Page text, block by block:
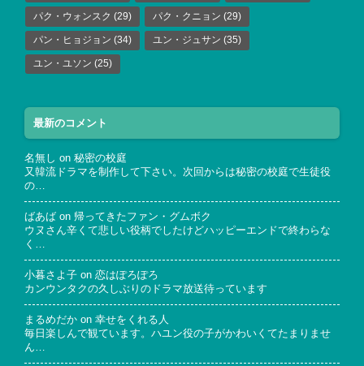
パク・ウォンスク (29) パク・クニョン (29)
パン・ヒョジョン (34) ユン・ジュサン (35)
ユン・ユソン (25)
最新のコメント
名無し on 秘密の校庭
又韓流ドラマを制作して下さい。次回からは秘密の校庭で生徒役
の…
ばあば on 帰ってきたファン・グムボク
ウヌさん辛くて悲しい役柄でしたけどハッピーエンドで終わらな
く…
小暮さよ子 on 恋はぽろぽろ
カンウンタクの久しぶりのドラマ放送待っています
まるめだか on 幸せをくれる人
毎日楽しんで観ています。ハユン役の子がかわいくてたまりませ
ん…